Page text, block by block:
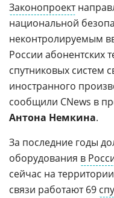
Законопроект
национальной
неконтролируемым
России абонентских
спутниковых систем
иностранного
сообщили CNews в
Антона Немкина.
За последние годы
оборудования в
сейчас на
связи работают 69